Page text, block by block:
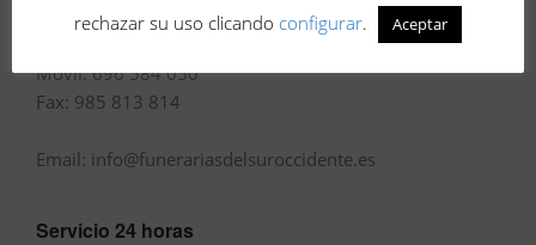
Movil: 696 584 050
Fax: 985 813 814
Email: info@funerariasdelsuroccidente.es
Servicio 24 horas
rechazar su uso clicando configurar. Aceptar